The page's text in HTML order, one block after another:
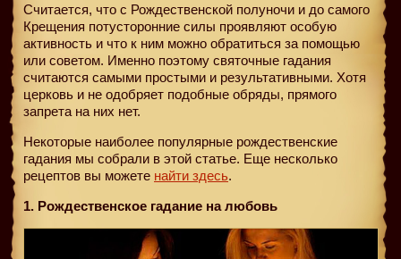
Считается, что с Рождественской полуночи и до самого
Крещения потусторонние силы проявляют особую
активность и что к ним можно обратиться за помощью
или советом. Именно поэтому святочные гадания
считаются самыми простыми и результативными. Хотя
церковь и не одобряет подобные обряды, прямого
запрета на них нет.
Некоторые наиболее популярные рождественские
гадания мы собрали в этой статье. Еще несколько
рецептов вы можете найти здесь.
1. Рождественское гадание на любовь